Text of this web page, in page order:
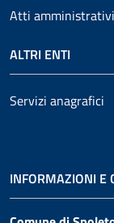
Atti amministrativi
ALTRI ENTI
Servizi anagrafici
INFORMAZIONI E